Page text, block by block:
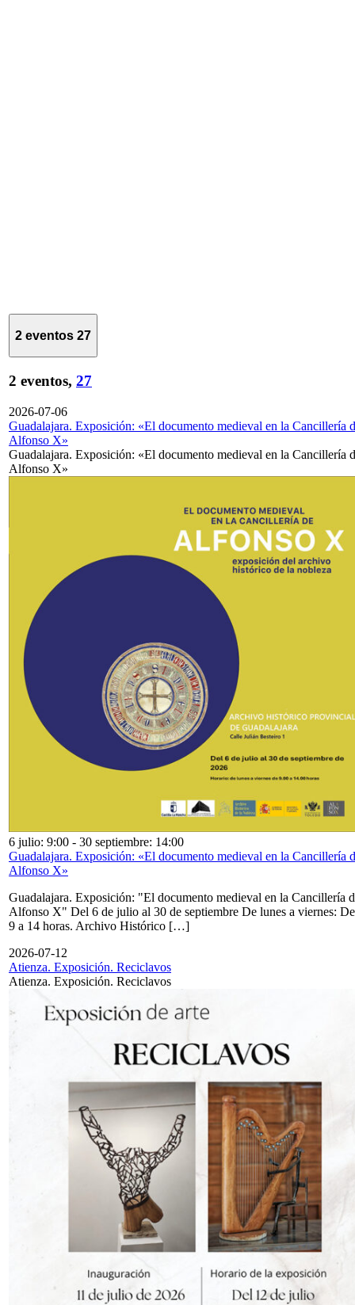
2 eventos 27
2 eventos, 27
2026-07-06
Guadalajara. Exposición: «El documento medieval en la Cancillería
Alfonso X»
Guadalajara. Exposición: «El documento medieval en la Cancillería
Alfonso X»
6 julio: 9:00 - 30 septiembre: 14:00
Guadalajara. Exposición: «El documento medieval en la Cancillería
Alfonso X»
Guadalajara. Exposición: "El documento medieval en la Cancillería
Alfonso X" Del 6 de julio al 30 de septiembre De lunes a viernes: De
9 a 14 horas. Archivo Histórico […]
2026-07-12
Atienza. Exposición. Reciclavos
Atienza. Exposición. Reciclavos